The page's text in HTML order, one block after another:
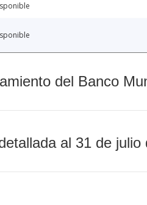
del Banco
al 31 de julio